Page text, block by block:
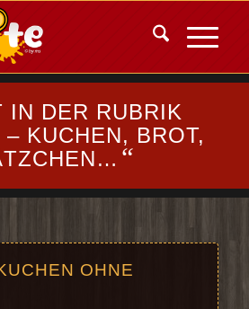
IN DER RUBRIK
– KUCHEN, BROT,
“
OHNE